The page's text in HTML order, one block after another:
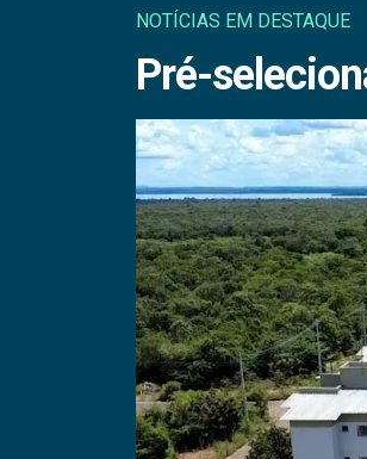
NOTÍCIAS EM DESTAQUE
Pré-